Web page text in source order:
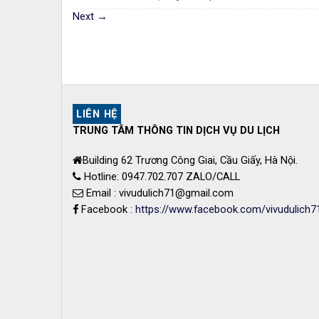
Next →
LIÊN HỆ
TRUNG TÂM THÔNG TIN DỊCH VỤ DU LỊCH
Building 62 Trương Công Giai, Cầu Giấy, Hà Nội.
Hotline: 0947.702.707 ZALO/CALL
Email : vivudulich71@gmail.com
Facebook : https://www.facebook.com/vivudulich71